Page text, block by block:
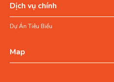
Dịch vụ chính
Dự Án Tiêu Biểu
Map